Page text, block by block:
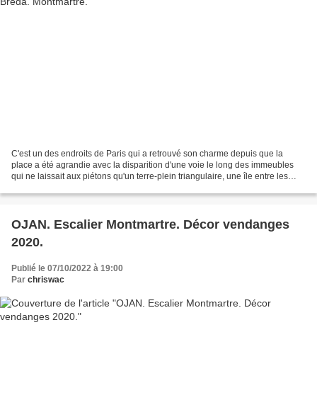
C'est un des endroits de Paris qui a retrouvé son charme depuis que la
place a été agrandie avec la disparition d'une voie le long des immeubles
qui ne laissait aux piétons qu'un terre-plein triangulaire, une île entre les
OJAN. Escalier Montmartre. Décor vendanges
2020.
Publié le 07/10/2022 à 19:00
Par chriswac